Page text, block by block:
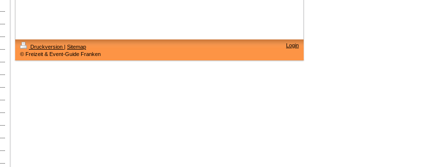
Druckversion | Sitemap
© Freizeit & Event-Guide Franken
Login